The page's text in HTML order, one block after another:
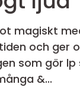
magiskt
och ger
som gör lp
&...